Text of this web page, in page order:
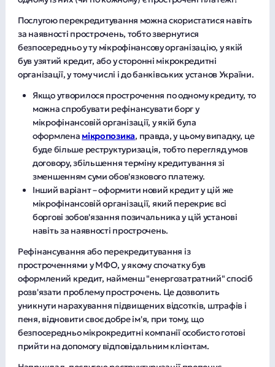
споживчий кредит здійснюється без змін умов
попередньо укладеного договору в бік
погіршення для споживача (пролонгація не
передбачається).
Послугою перекредитування можна скористатися навіть
за наявності прострочень, тобто звернутися
безпосередньо у ту мікрофінансову організацію, у якій
був узятий кредит, або у сторонні мікрокредитні
організації, у тому числі і до банківських установ України.
Якщо утворилося прострочення по одному кредиту, то
можна спробувати рефінансувати борг у
мікрофінансовій організації, у якій була
оформлена мікропозика, правда, у цьому випадку, це
буде більше реструктуризація, тобто перегляд умов
договору, збільшення терміну кредитування зі
зменшенням суми обов'язкового платежу.
Інший варіант – оформити новий кредит у цій же
мікрофінансовій організації, який перекриє всі
боргові зобов'язання позичальника у цій установі
навіть за наявності прострочень.
Рефінансування або перекредитування із
простроченнями у МФО, у якому спочатку був
оформлений кредит, найменш "енергозатратний" спосіб
розв'язати проблему прострочень. Це дозволить
уникнути нарахування підвищених відсотків, штрафів і
пеня, відновити своє добре ім'я, при тому, що
безпосередньо мікрокредитні компанії особисто готові
прийти на допомогу відповідальним клієнтам.